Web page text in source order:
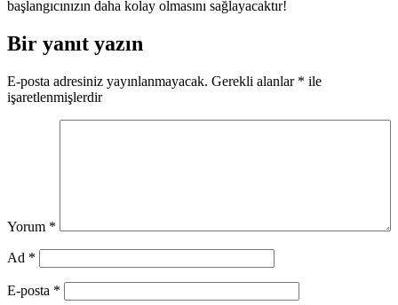
başlangıcınızın daha kolay olmasını sağlayacaktır!
Bir yanıt yazın
E-posta adresiniz yayınlanmayacak. Gerekli alanlar * ile
işaretlenmişlerdir
Yorum *
Ad *
E-posta *